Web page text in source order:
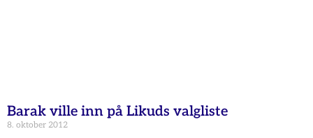
Barak ville inn på Likuds valgliste
8. oktober 2012